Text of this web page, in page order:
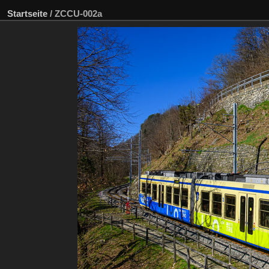
Startseite / ZCCU-002a